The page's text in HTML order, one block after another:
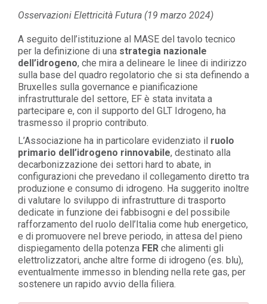
Osservazioni Elettricità Futura (19 marzo 2024)
A seguito dell’istituzione al MASE del tavolo tecnico
per la definizione di una strategia nazionale
dell’idrogeno, che mira a delineare le linee di indirizzo
sulla base del quadro regolatorio che si sta definendo a
Bruxelles sulla governance e pianificazione
infrastrutturale del settore, EF è stata invitata a
partecipare e, con il supporto del GLT Idrogeno, ha
trasmesso il proprio contributo.
L’Associazione ha in particolare evidenziato il ruolo
primario dell’idrogeno rinnovabile, destinato alla
decarbonizzazione dei settori hard to abate, in
configurazioni che prevedano il collegamento diretto tra
produzione e consumo di idrogeno. Ha suggerito inoltre
di valutare lo sviluppo di infrastrutture di trasporto
dedicate in funzione dei fabbisogni e del possibile
rafforzamento del ruolo dell’Italia come hub energetico,
e di promuovere nel breve periodo, in attesa del pieno
dispiegamento della potenza FER che alimenti gli
elettrolizzatori, anche altre forme di idrogeno (es. blu),
eventualmente immesso in blending nella rete gas, per
sostenere un rapido avvio della filiera.